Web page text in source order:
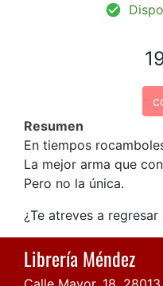
Resumen
En tiempos
La mejor arma que
Pero no la única.
¿Te atreves a
Librería Méndez